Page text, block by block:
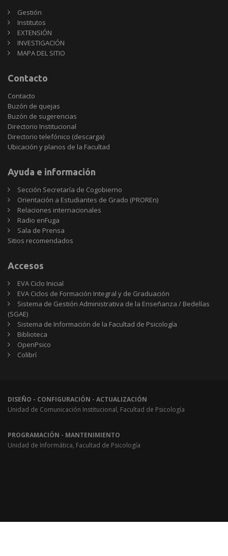
Gestión
Institutos
EXTENSIÓN
INVESTIGACIÓN
MAPA DEL SITIO
Contacto
Contacto
Buzón de quejas
Buzón de sugerencias
Directorio Institucional
Directorio telefónico (descarga)
Ubicación y planos de la Facultad
Ayuda e información
Sección Secretaría de Cogobierno
Orientación a Estudiantes de Grado (PROREn)
Relaciones internacionales
Radio enFuga
Sala de Prensa
Sitios
Sitios recomendados
Accesos
EVA Ciclo Inicial
EVA Ciclos de Formación Integral y de Graduación
Sistema de Gestión Administrativa de la Enseñanza / Bedelías
(SGAE)
Sistema de Información de la Facultad de Psicología
Biblioteca
OpenPsico
Colibrí
DISEÑO - CONFIGURACIÓN - ACTUALIZACIÓN
Unidad de Comunicación Institucional, Facultad de Psicología
PROGRAMACIÓN - MANTENIMIENTO
Unidad de Informática, Facultad de Psicología